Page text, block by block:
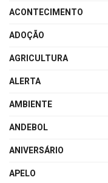
ACONTECIMENTO
ADOÇÃO
AGRICULTURA
ALERTA
AMBIENTE
ANDEBOL
ANIVERSÁRIO
APELO